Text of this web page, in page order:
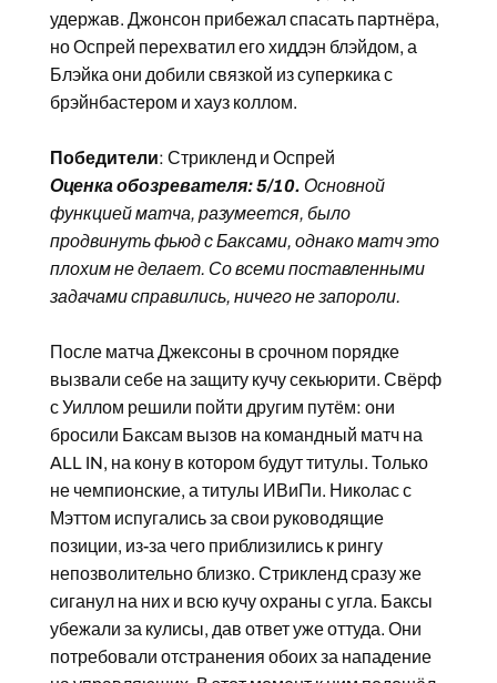
удержав. Джонсон прибежал спасать партнёра,
но Оспрей перехватил его хиддэн блэйдом, а
Блэйка они добили связкой из суперкика с
брэйнбастером и хауз коллом.
Победители: Стрикленд и Оспрей
Оценка обозревателя: 5/10. Основной
функцией матча, разумеется, было
продвинуть фьюд с Баксами, однако матч это
плохим не делает. Со всеми поставленными
задачами справились, ничего не запороли.
После матча Джексоны в срочном порядке
вызвали себе на защиту кучу секьюрити. Свёрф
с Уиллом решили пойти другим путём: они
бросили Баксам вызов на командный матч на
ALL IN, на кону в котором будут титулы. Только
не чемпионские, а титулы ИВиПи. Николас с
Мэттом испугались за свои руководящие
позиции, из-за чего приблизились к рингу
непозволительно близко. Стрикленд сразу же
сиганул на них и всю кучу охраны с угла. Баксы
убежали за кулисы, дав ответ уже оттуда. Они
потребовали отстранения обоих за нападение